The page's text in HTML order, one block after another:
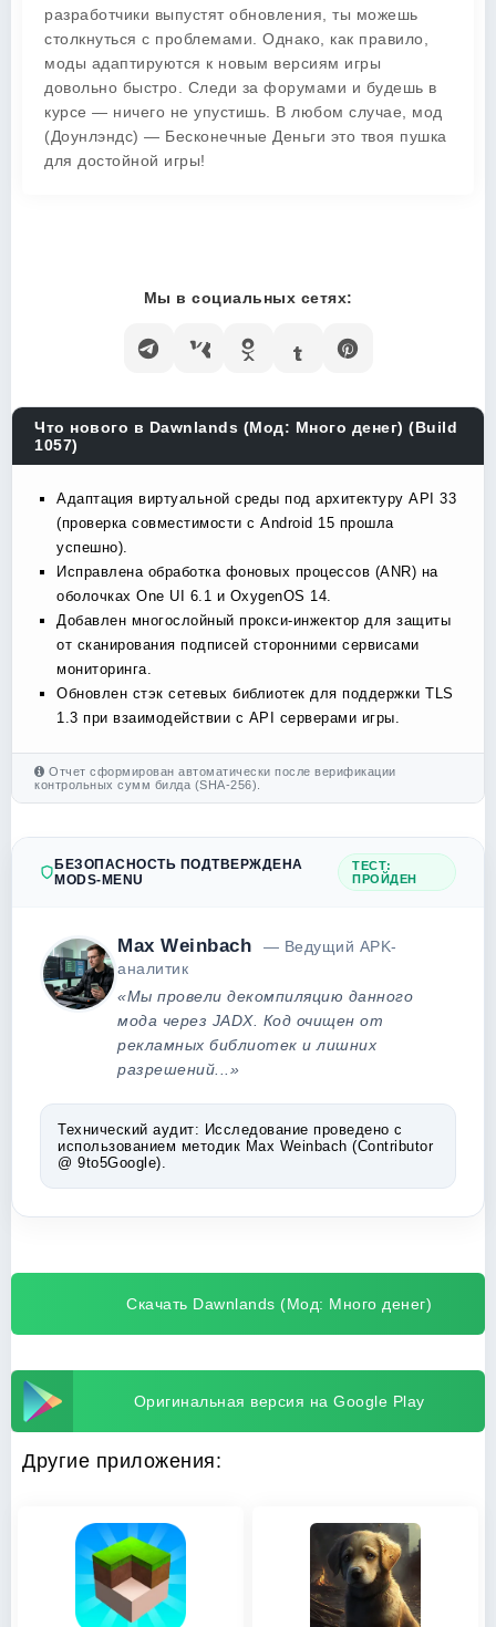
разработчики выпустят обновления, ты можешь
столкнуться с проблемами. Однако, как правило,
моды адаптируются к новым версиям игры
довольно быстро. Следи за форумами и будешь в
курсе — ничего не упустишь. В любом случае, мод
(Доунлэндс) — Бесконечные Деньги это твоя пушка
для достойной игры!
Мы в социальных сетях:
Что нового в Dawnlands (Мод: Много денег) (Build
1057)
Адаптация виртуальной среды под архитектуру API 33
(проверка совместимости с Android 15 прошла
успешно).
Исправлена обработка фоновых процессов (ANR) на
оболочках One UI 6.1 и OxygenOS 14.
Добавлен многослойный прокси-инжектор для защиты
от сканирования подписей сторонними сервисами
мониторинга.
Обновлен стэк сетевых библиотек для поддержки TLS
1.3 при взаимодействии с API серверами игры.
Отчет сформирован автоматически после верификации
контрольных сумм билда (SHA-256).
БЕЗОПАСНОСТЬ ПОДТВЕРЖДЕНА
MODS-MENU
ТЕСТ:
ПРОЙДЕН
Max Weinbach
— Ведущий APK-
аналитик
«Мы провели декомпиляцию данного
мода через JADX. Код очищен от
рекламных библиотек и лишних
разрешений...»
Технический аудит: Исследование проведено с
использованием методик Max Weinbach (Contributor
@ 9to5Google).
Скачать Dawnlands (Мод: Много денег)
Оригинальная версия на Google Play
Другие приложения: